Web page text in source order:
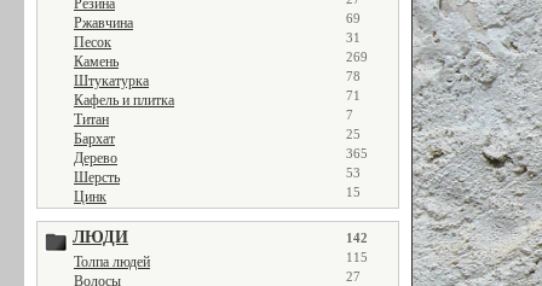
Резина
Ржавчина 69
Песок 31
Камень 269
Штукатурка 78
Кафель и плитка 71
Титан 7
Бархат 25
Дерево 365
Шерсть 53
Цинк 15
ЛЮДИ 142
Толпа людей 115
Волосы 27